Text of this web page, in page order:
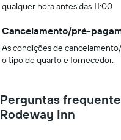
qualquer hora antes das 11:00
Cancelamento/pré-
As condições de
o tipo de quarto e fornecedor.
Perguntas
Rodeway Inn